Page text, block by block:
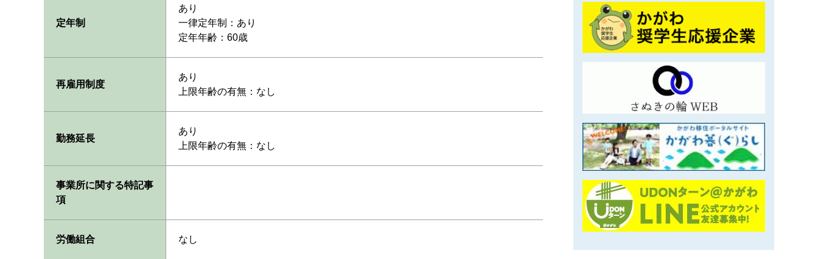
定年制
あり
一律定年制：あり
定年年齢：60歳
再雇用制度
あり
上限年齢の有無：なし
勤務延長
あり
上限年齢の有無：なし
事業所に関する特記事
項
労働組合 なし